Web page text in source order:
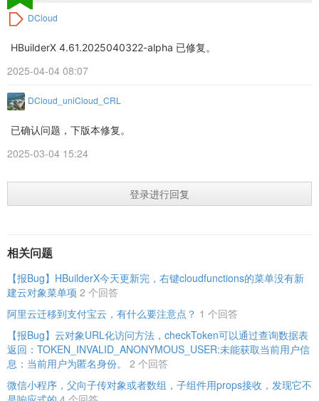
DCloud
HBuilderX 4.61.2025040322-alpha 已修复。
2025-04-04 08:07
DCloud_uniCloud_CRL
已确认问题，下版本修复。
2025-03-04 15:24
登录进行回复
相关问题
【报Bug】HBuilderX今天更新完，右键cloudfunctions的菜单没有新
建云对象菜单项 2 个回答
阿里云迁移到支付宝云，有什么要注意点？ 1 个回答
【报Bug】云对象URL化访问方法，checkToken可以通过查询数据表
返回：TOKEN_INVALID_ANONYMOUS_USER:未能获取当前用户信
息：当前用户为匿名身份。
2 个回答
微信小程序，父向子传对象或者数组，子组件用props接收，发现它不